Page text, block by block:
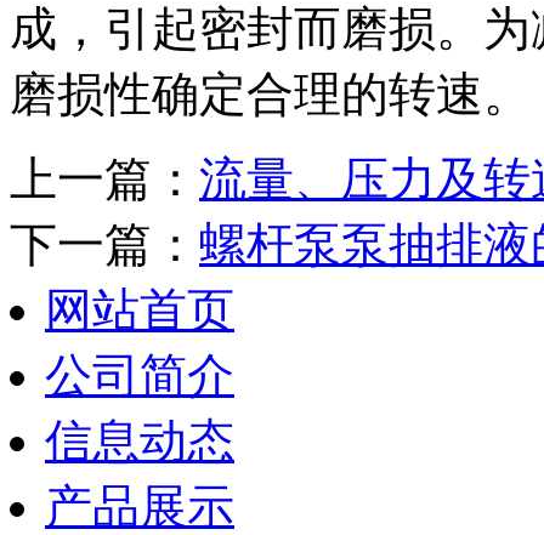
成，引起密封而磨损。
磨损性确定合理的转速。
上一篇： 流量、压力及
下一篇： 螺杆泵泵抽排液
网站首页
公司简介
信息动态
产品展示